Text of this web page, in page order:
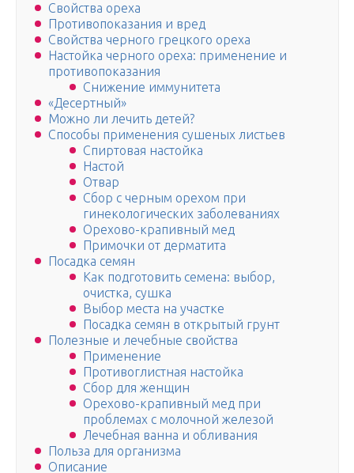
Свойства ореха
Противопоказания и вред
Свойства черного грецкого ореха
Настойка черного ореха: применение и
противопоказания
Снижение иммунитета
«Десертный»
Можно ли лечить детей?
Способы применения сушеных листьев
Спиртовая настойка
Настой
Отвар
Сбор с черным орехом при
гинекологических заболеваниях
Орехово-крапивный мед
Примочки от дерматита
Посадка семян
Как подготовить семена: выбор,
очистка, сушка
Выбор места на участке
Посадка семян в открытый грунт
Полезные и лечебные свойства
Применение
Противоглистная настойка
Сбор для женщин
Орехово-крапивный мед при
проблемах с молочной железой
Лечебная ванна и обливания
Польза для организма
Описание